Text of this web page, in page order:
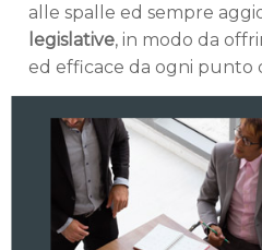
alle spalle ed sempre
legislative, in modo da
ed efficace da ogni punto